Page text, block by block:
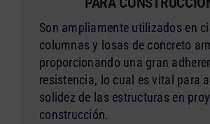
Son ampliamente utilizados en
columnas y losas de concreto
proporcionando una gran
resistencia, lo cual es vital para
solidez de las estructuras en
construcción.